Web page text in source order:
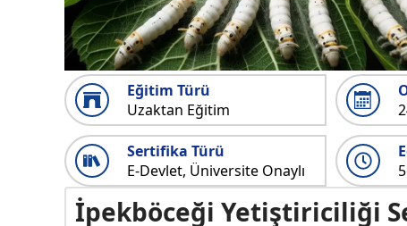
Eğitim Türü
Uzaktan Eğitim
Sertifika Türü
E-Devlet, Üniversite Onaylı
İpekböceği Yetiştiriciliği